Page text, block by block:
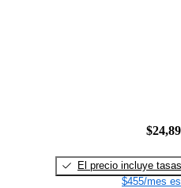
El precio incluye tasas
$455/mes